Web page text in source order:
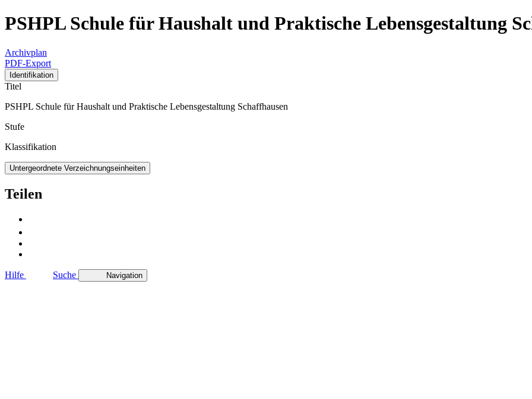
PSHPL Schule für Haushalt und Praktische Lebensgestaltung
Archivplan
PDF-Export
Identifikation
Titel
PSHPL Schule für Haushalt und Praktische Lebensgestaltung Schaffhausen
Stufe
Klassifikation
Untergeordnete Verzeichnungseinheiten
Teilen
Hilfe Suche Navigation